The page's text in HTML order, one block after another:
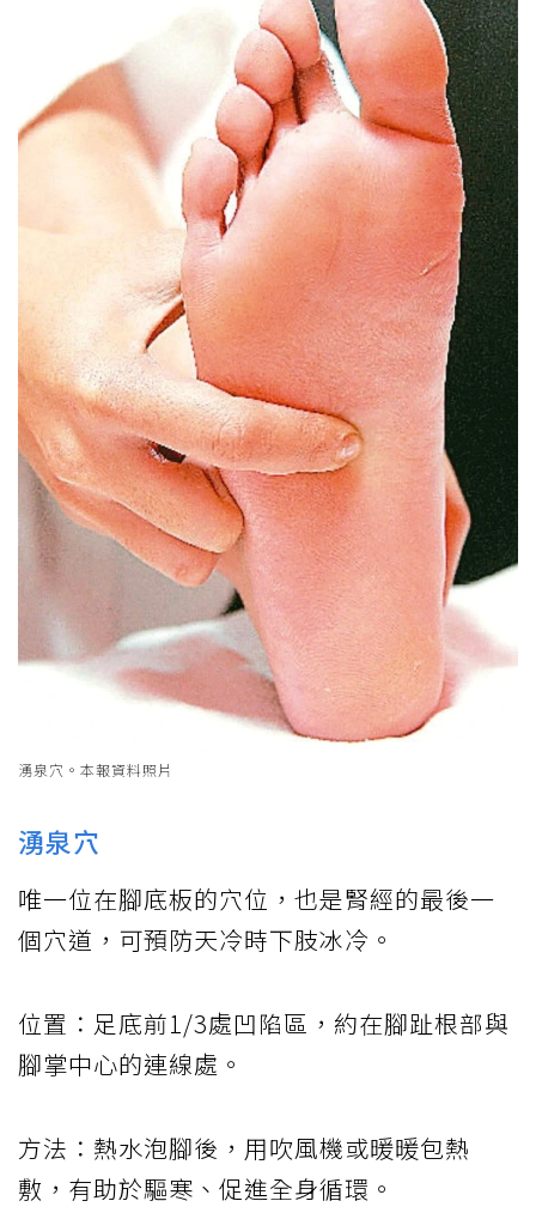
湧泉穴。本報資料照片
湧泉穴
唯一位在腳底板的穴位，也是腎經的最後一
個穴道，可預防天冷時下肢冰冷。
位置：足底前1/3處凹陷區，約在腳趾根部與
腳掌中心的連線處。
方法：熱水泡腳後，用吹風機或暖暖包熱
敷，有助於驅寒、促進全身循環。